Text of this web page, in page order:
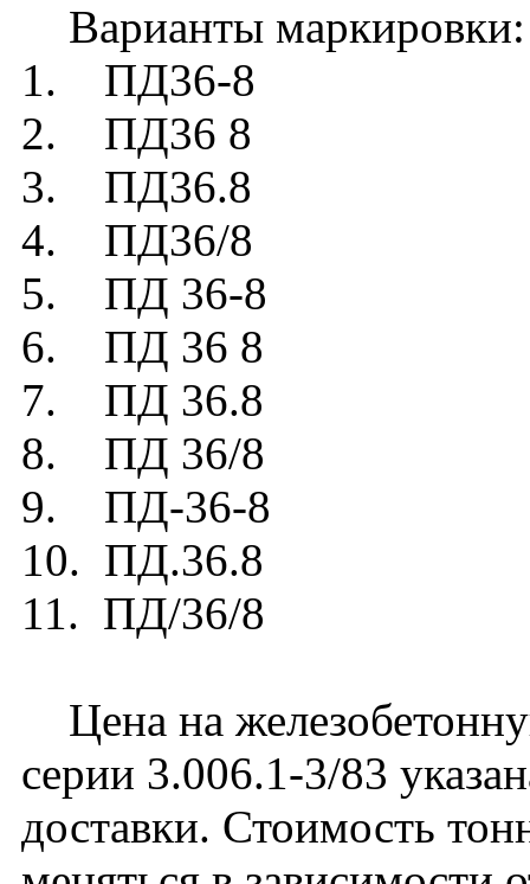
Варианты маркировки:
1. ПД36-8
2. ПД36 8
3. ПД36.8
4. ПД36/8
5. ПД 36-8
6. ПД 36 8
7. ПД 36.8
8. ПД 36/8
9. ПД-36-8
10. ПД.36.8
11. ПД/36/8
Цена на
серии 3.006.1-3/83
доставки. Стоимость